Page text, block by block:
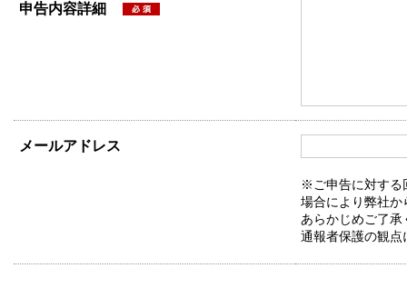
申告内容詳細
メールアドレス
※ご申告に対する
場合により弊社か
あらかじめご了承
通報者保護の観点